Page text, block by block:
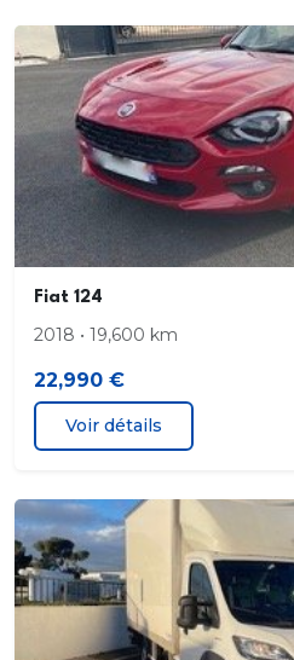
AFIL
Aide au démarrage en côte
Aide au freinage d'urgence
Airbag conducteur
Airbag passager
Airbags frontaux
Airbags latéraux avant
Airbags rideaux
Antidémarrage électronique
Antipatinage
Appel d'Assistance Localisé
Fiat 124
2018 • 19,600 km
22,990 €
Voir détails